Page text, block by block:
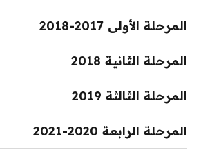
المرحلة الأولى 2017-2018
هدف المشروع ضمن هذه المرحلة
تغييرها عبر إنتاج وتقديم محتوى
للنوع الاجتماعي.
المرحلة الثانية 2018
هدف المشروع ضمن هذه المرحلة
السورية عبر إنتاج وتقديم محتوى
المرحلة الثالثة 2019
هدف المشروع ضمن هذه المرحلة
المرحلة الرابعة 2020-2021